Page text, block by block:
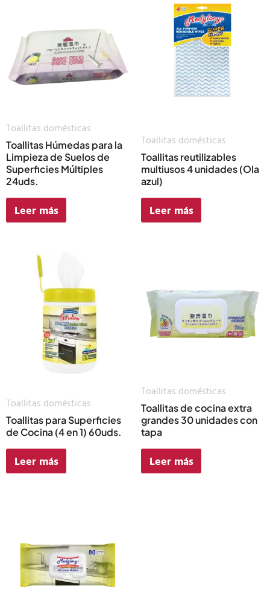
Toallitas domésticas
Toallitas Húmedas para la
Limpieza de Suelos de
Superficies Múltiples
24uds.
Leer más
Toallitas domésticas
Toallitas reutilizables
multiusos 4 unidades (Ola
azul)
Leer más
Toallitas domésticas
Toallitas para Superficies
de Cocina (4 en 1) 60uds.
Leer más
Toallitas domésticas
Toallitas de cocina extra
grandes 30 unidades con
tapa
Leer más